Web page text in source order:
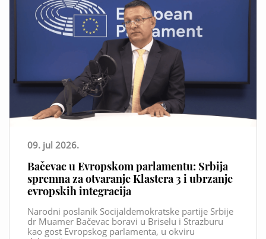
09. jul 2026.
Bačevac u Evropskom parlamentu: Srbija
spremna za otvaranje Klastera 3 i ubrzanje
evropskih integracija
Narodni poslanik Socijaldemokratske partije Srbije
dr Muamer Bačevac boravi u Briselu i Strazburu
kao gost Evropskog parlamenta, u okviru